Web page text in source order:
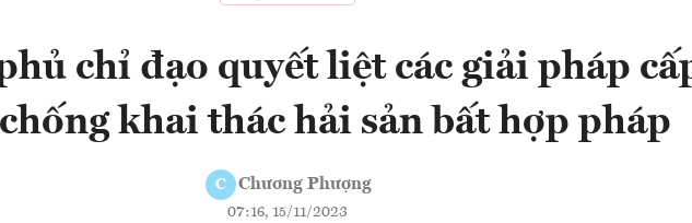
chỉ đạo quyết liệt các giải pháp
khai thác hải sản bất hợp pháp
C Chương Phượng
07:16, 15/11/2023